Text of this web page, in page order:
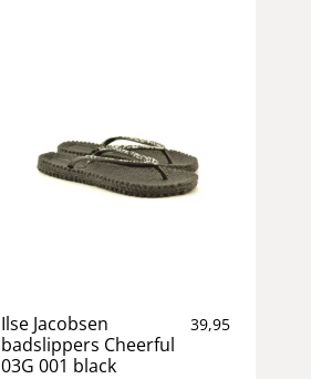
Ilse Jacobsen
badslippers Cheerful
03G 001 black
39,95